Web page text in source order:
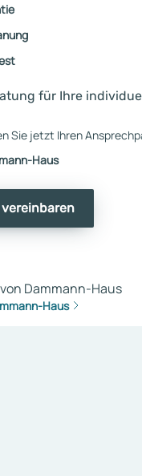
für Ihre
Sie jetzt Ihren
Haus
Dammann-Haus
Haus